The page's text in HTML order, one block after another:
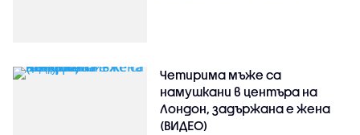
Четирима мъже са
намушкани в центъра на
Лондон, задържана е жена
(ВИДЕО)